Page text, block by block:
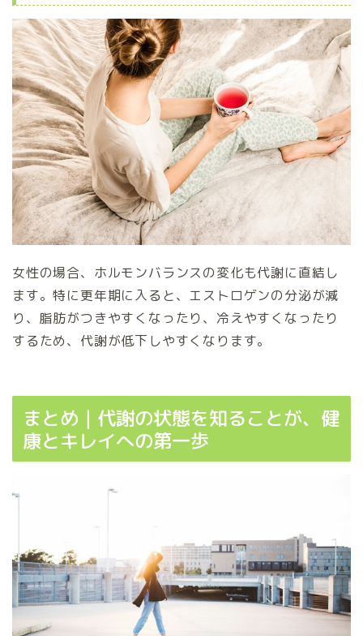
女性の場合、ホルモンバランスの変化も代謝に直結し
ます。特に更年期に入ると、エストロゲンの分泌が減
り、脂肪がつきやすくなったり、冷えやすくなったり
するため、代謝が低下しやすくなります。
まとめ｜代謝の状態を知ることが、健
康とキレイへの第一歩